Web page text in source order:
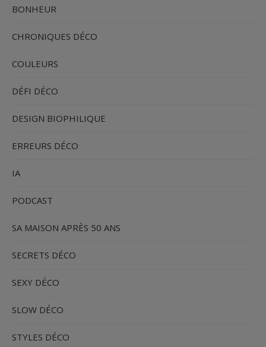
BONHEUR
CHRONIQUES DÉCO
COULEURS
DÉFI DÉCO
DESIGN BIOPHILIQUE
ERREURS DÉCO
IA
PODCAST
SA MAISON APRÈS 50 ANS
SECRETS DÉCO
SEXY DÉCO
SLOW DÉCO
STYLES DÉCO